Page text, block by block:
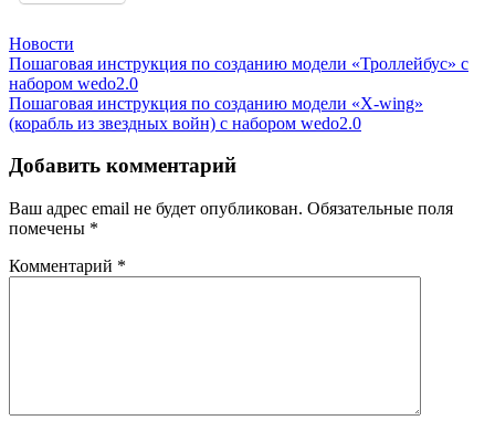
Новости
Навигация
по
записям
Пошаговая инструкция по созданию модели «Троллейбус» с
набором wedo2.0
Пошаговая инструкция по созданию модели «X-wing»
(корабль из звездных войн) с набором wedo2.0
Добавить комментарий
Ваш адрес email не будет опубликован. Обязательные поля
помечены *
Комментарий *